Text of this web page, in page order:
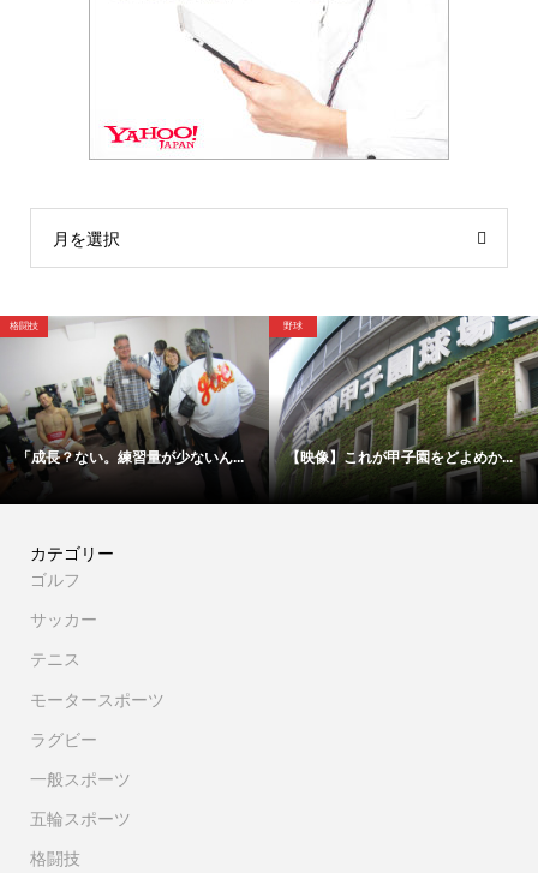
月を選択
格闘技
「成長？ない。練習量が少ないん...
野球
【映像】これが甲子園をどよめか...
カテゴリー
ゴルフ
サッカー
テニス
モータースポーツ
ラグビー
一般スポーツ
五輪スポーツ
格闘技